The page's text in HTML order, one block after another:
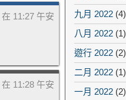
11:27 午安
11:28 午安
九月 2022 (4)
八月 2022 (1)
遊行 2022 (2)
二月 2022 (1)
一月 2022 (2)